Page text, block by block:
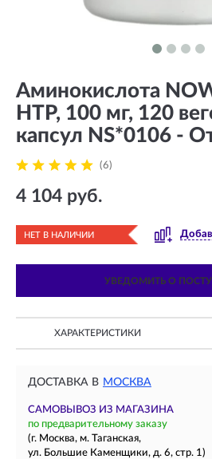
Аминокислота
HTP, 100 мг, 120
капсул NS*0106 -
(6)
4 104 руб.
НЕТ В НАЛИЧИИ
УВЕДОМИТЬ О
ХАРАКТЕРИСТИКИ
ДОСТАВКА В МОСКВА
САМОВЫВОЗ ИЗ МАГАЗИНА
по предварительному заказу
(г. Москва, м. Таганская,
ул. Большие Каменщики, д. 6, стр. 1)